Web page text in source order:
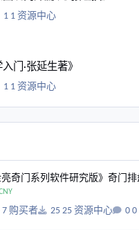
1 资源中心
入门·张延生著》
1 资源中心
奇门系列软件研究版》奇门排
7 购买者 25 资源中心 0